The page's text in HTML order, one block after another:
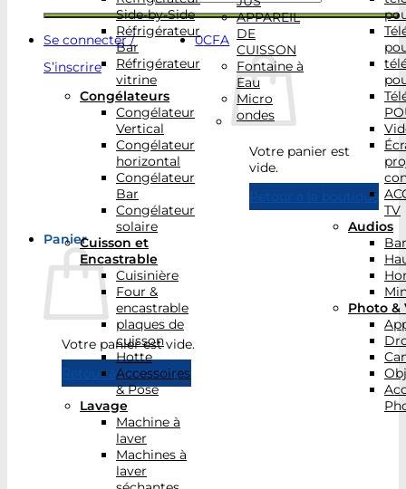
Se connecter /
S’inscrire
0CFA
Votre panier est
vide.
Retour à la boutique
Panier
Votre panier est vide.
Retour à la boutique
Side-by-Side
Réfrigérateur
Bar
Réfrigérateur
vitrine
Congélateurs
Congélateur
Vertical
Congélateur
horizontal
Congélateur
Bar
Congélateur
solaire
Cuisson et
Encastrable
Cuisinière
Four &
encastrable
plaques de
cuisson
Hotte
Accessoires
& Pose
Lavage
Machine à
laver
Machines à
laver
APPAREIL
DE
CUISSON
Fontaine à
Eau
Micro
ondes
TV
Audios
Photo &